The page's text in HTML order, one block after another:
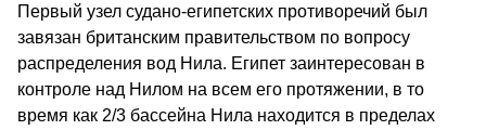
Первый узел судано-египетских противоречий был
завязан британским правительством по вопросу
распределения вод Нила. Египет заинтересован в
контроле над Нилом на всем его протяжении, в то
время как 2/3 бассейна Нила находится в пределах